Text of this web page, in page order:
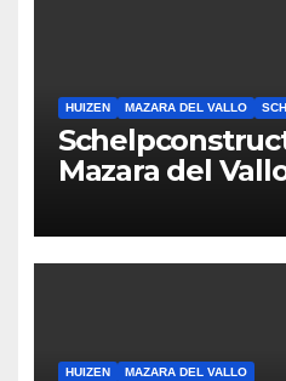
HUIZEN MAZARA DEL VALLO
Mazara del
HUIZEN MAZARA DEL VALLO